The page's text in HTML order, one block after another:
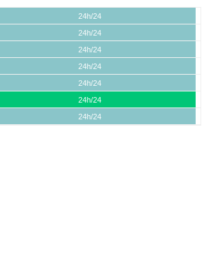
24h/24
24h/24
24h/24
24h/24
24h/24
24h/24
24h/24